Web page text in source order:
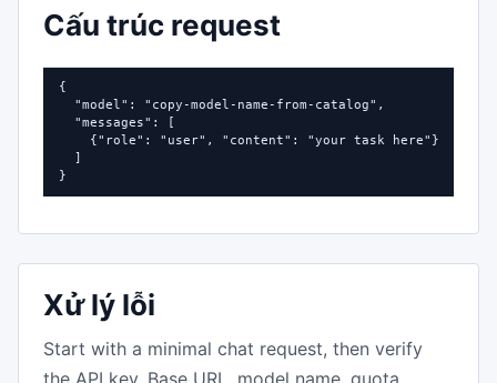
Cấu trúc request
{
  "model": "copy-model-name-from-catalog",
  "messages": [
    {"role": "user", "content": "your task here"}
  ]
}
Xử lý lỗi
Start with a minimal chat request, then verify
the API key, Base URL, model name, quota,